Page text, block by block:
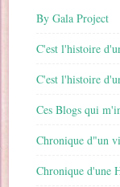
By Gala Project
C'est l'histoire
C'est l'histoire
Ces Blogs qui
Chronique d"un
Chronique d'une